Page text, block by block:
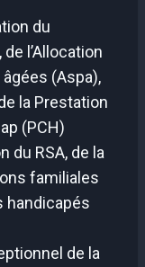
du
l’Allocation
(Aspa),
la Prestation
(PCH)
du RSA, de la
familiales
handicapés
de la